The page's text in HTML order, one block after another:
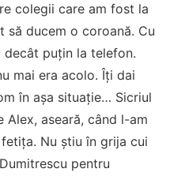
colegii care am fost la
să ducem o coroană. Cu
decât puțin la telefon.
mai era acolo. Îți dai
în așa situație… Sicriul
aseară, când l-am
Nu știu în grija cui
pentru